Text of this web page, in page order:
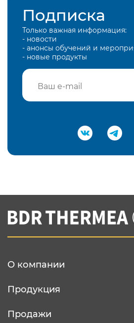
Подписка
Только важная информация:
- новости
- анонсы обучений и
- новые продукты
Подтвердить e-mail
Вы соглашаетесь с нашей
конфеденциальности
О компании
Продукция
Продажи